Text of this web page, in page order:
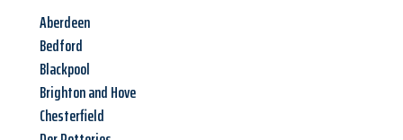
Aberdeen
Bedford
Blackpool
Brighton and Hove
Chesterfield